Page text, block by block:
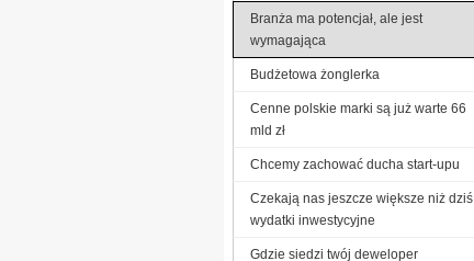
Branża ma potencjał, ale jest
wymagająca
Budżetowa żonglerka
Cenne polskie marki są już warte 66
mld zł
Chcemy zachować ducha start-upu
Czekają nas jeszcze większe niż dziś
wydatki inwestycyjne
Gdzie siedzi twój deweloper